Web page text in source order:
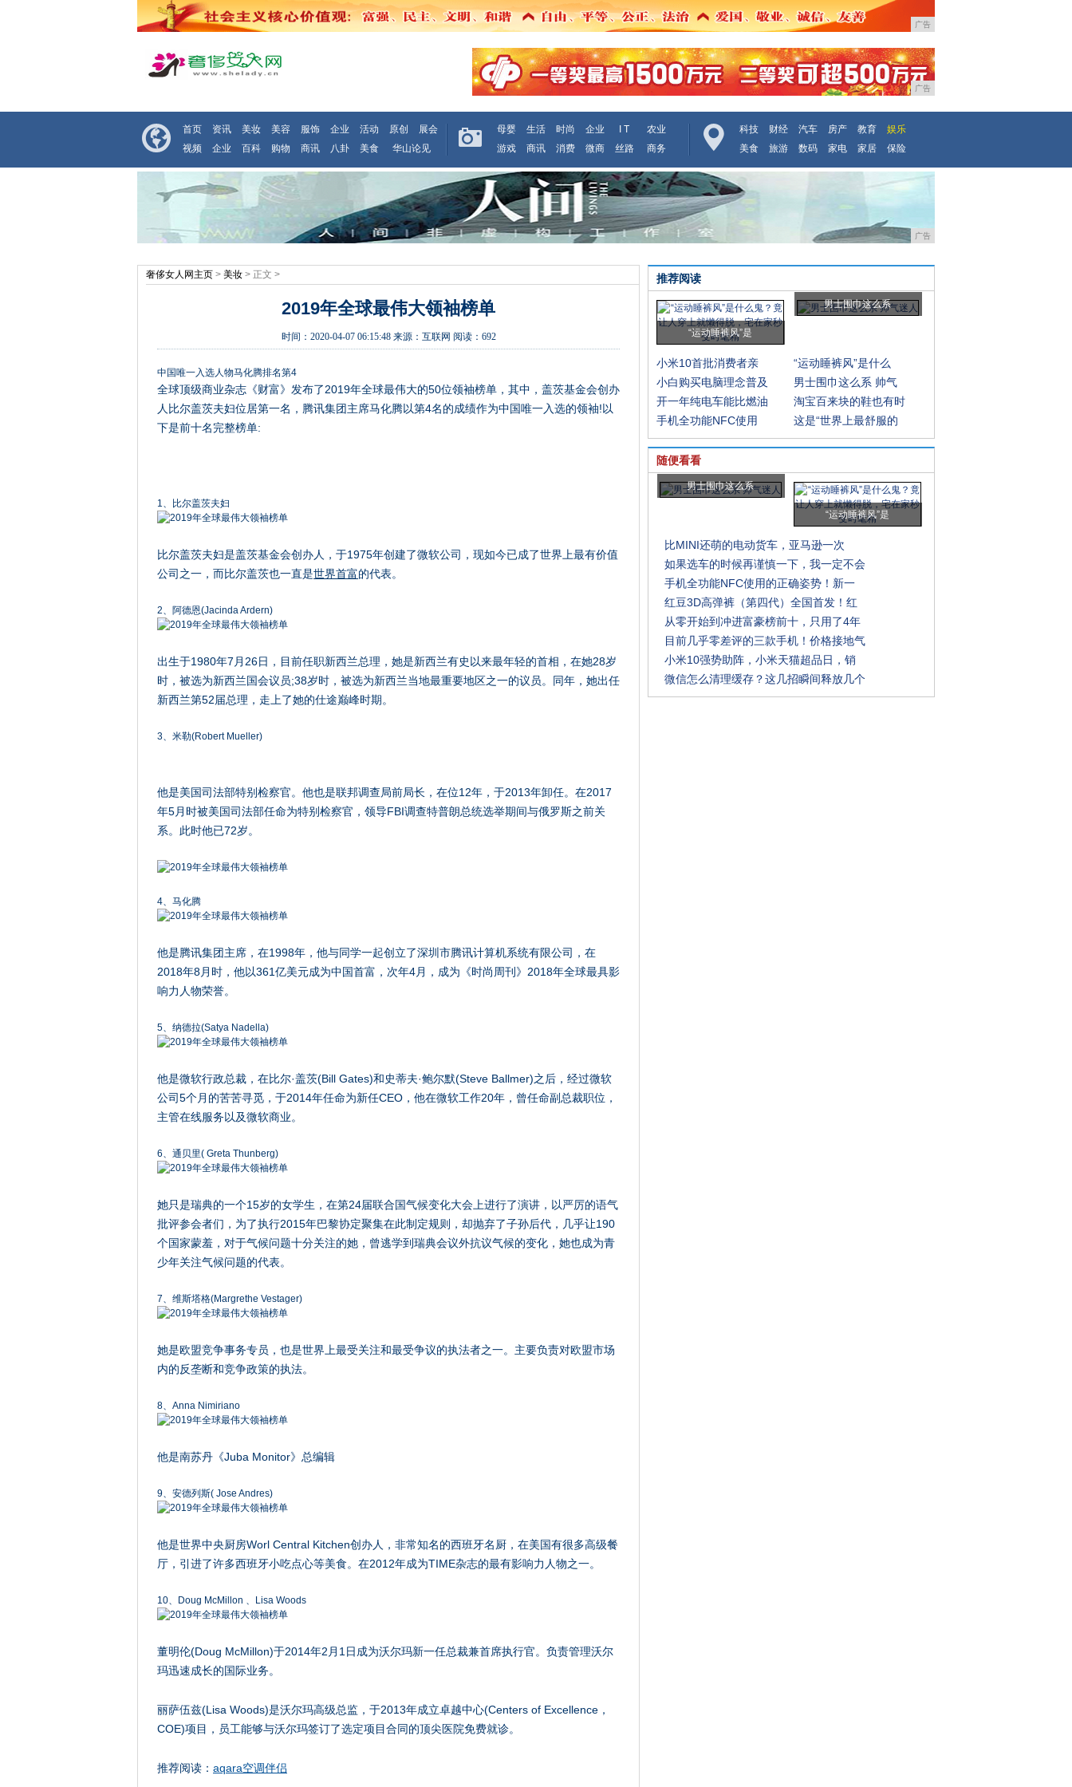
广告
广告
首页 资讯 美妆 美容 服饰 企业 活动 原创
展会
视频
企业 百科 购物 商讯 八卦 美食 华山论见
母婴 生活 时尚 企业 I T
农业
游戏
商讯 消费 微商 丝路 商务
科技 财经 汽车 房产 教育
娱乐
美食
旅游 数码 家电 家居 保险
广告
奢侈女人网主页 > 美妆 > 正文 >
2019年全球最伟大领袖榜单
时间： 2020-04-07 06:15:48来源： 互联网 阅读：692
中国唯一入选人物马化腾排名第4
全球顶级商业杂志《财富》发布了2019年全球最伟大的50位领袖榜单，其中，盖茨基金会创办
人比尔盖茨夫妇位居第一名，腾讯集团主席马化腾以第4名的成绩作为中国唯一入选的领袖!以
下是前十名完整榜单:
1、比尔盖茨夫妇
比尔盖茨夫妇是盖茨基金会创办人，于1975年创建了微软公司，现如今已成了世界上最有价值
公司之一，而比尔盖茨也一直是世界首富的代表。
2、阿德恩(Jacinda Ardern)
出生于1980年7月26日，目前任职新西兰总理，她是新西兰有史以来最年轻的首相，在她28岁
时，被选为新西兰国会议员;38岁时，被选为新西兰当地最重要地区之一的议员。同年，她出任
新西兰第52届总理，走上了她的仕途巅峰时期。
3、米勒(Robert Mueller)
他是美国司法部特别检察官。他也是联邦调查局前局长，在位12年，于2013年卸任。在2017
年5月时被美国司法部任命为特别检察官，领导FBI调查特普朗总统选举期间与俄罗斯之前关
系。此时他已72岁。
4、马化腾
他是腾讯集团主席，在1998年，他与同学一起创立了深圳市腾讯计算机系统有限公司，在
2018年8月时，他以361亿美元成为中国首富，次年4月，成为《时尚周刊》2018年全球最具影
响力人物荣誉。
5、纳德拉(Satya Nadella)
他是微软行政总裁，在比尔·盖茨(Bill Gates)和史蒂夫·鲍尔默(Steve Ballmer)之后，经过微软
公司5个月的苦苦寻觅，于2014年任命为新任CEO，他在微软工作20年，曾任命副总裁职位，
主管在线服务以及微软商业。
6、通贝里( Greta Thunberg)
她只是瑞典的一个15岁的女学生，在第24届联合国气候变化大会上进行了演讲，以严厉的语气
批评参会者们，为了执行2015年巴黎协定聚集在此制定规则，却抛弃了子孙后代，几乎让190
个国家蒙羞，对于气候问题十分关注的她，曾逃学到瑞典会议外抗议气候的变化，她也成为青
少年关注气候问题的代表。
7、维斯塔格(Margrethe Vestager)
她是欧盟竞争事务专员，也是世界上最受关注和最受争议的执法者之一。主要负责对欧盟市场
内的反垄断和竞争政策的执法。
8、Anna Nimiriano
他是南苏丹《Juba Monitor》总编辑
9、安德列斯( Jose Andres)
他是世界中央厨房Worl Central Kitchen创办人，非常知名的西班牙名厨，在美国有很多高级餐
厅，引进了许多西班牙小吃点心等美食。在2012年成为TIME杂志的最有影响力人物之一。
10、Doug McMillon 、Lisa Woods
董明伦(Doug McMillon)于2014年2月1日成为沃尔玛新一任总裁兼首席执行官。负责管理沃尔
玛迅速成长的国际业务。
丽萨伍兹(Lisa Woods)是沃尔玛高级总监，于2013年成立卓越中心(Centers of Excellence，
COE)项目，员工能够与沃尔玛签订了选定项目合同的顶尖医院免费就诊。
推荐阅读： aqara空调伴侣
推荐阅读
“运动睡裤风”是
男士围巾这么系
小米10首批消费者亲
“运动睡裤风”是什么
小白购买电脑理念普及
男士围巾这么系 帅气
开一年纯电车能比燃油
淘宝百来块的鞋也有时
手机全功能NFC使用
这是“世界上最舒服的
随便看看
男士围巾这么系
“运动睡裤风”是
比MINI还萌的电动货车，亚马逊一次
如果选车的时候再谨慎一下，我一定不会
手机全功能NFC使用的正确姿势！新一
红豆3D高弹裤（第四代）全国首发！红
从零开始到冲进富豪榜前十，只用了4年
目前几乎零差评的三款手机！价格接地气
小米10强势助阵，小米天猫超品日，销
微信怎么清理缓存？这几招瞬间释放几个